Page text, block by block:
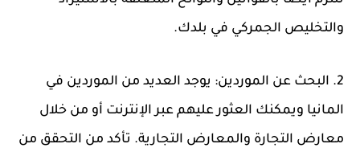
والتخليص الجمركي في بلدك.
2. البحث عن الموردين: يوجد العديد من الموردين في
المانيا ويمكنك العثور عليهم عبر الإنترنت أو من خلال
معارض التجارة والمعارض التجارية. تأكد من التحقق من